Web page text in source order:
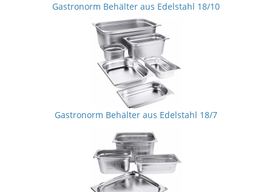
Gastronorm Behälter aus Edelstahl 18/10
Gastronorm Behälter aus Edelstahl 18/7